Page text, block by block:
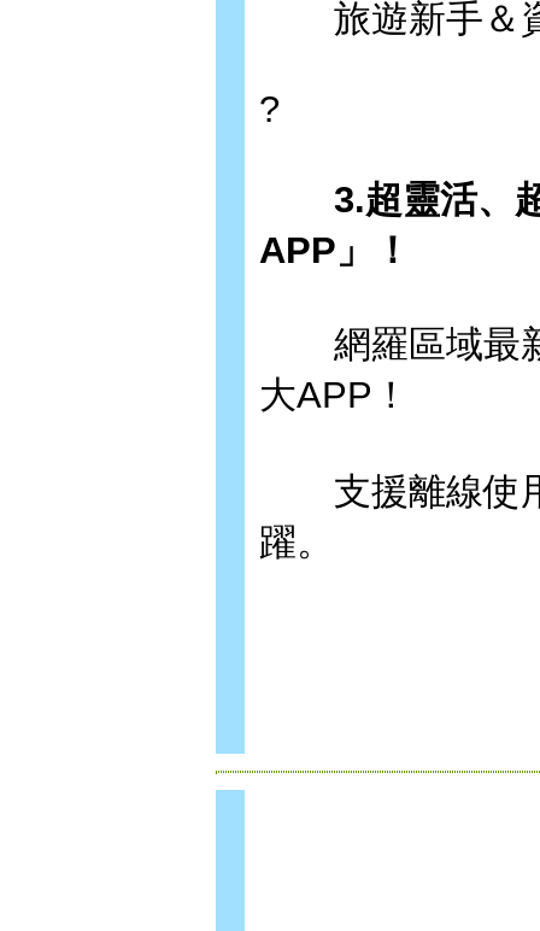
旅遊新手＆資
?
3.超靈活、超
APP」！
網羅區域最新
大APP！
支援離線使用
躍。